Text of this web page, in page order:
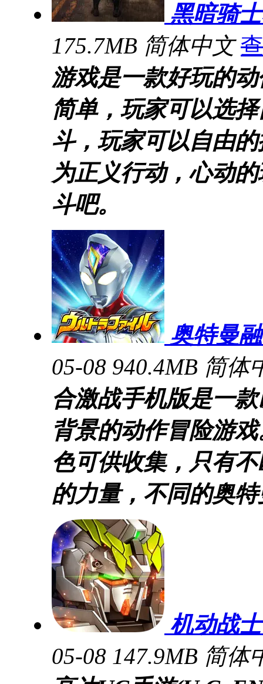
黑暗骑
175.7MB 简体中文
游戏是一款好玩的
简单，玩家可以选
斗，玩家可以自由
为正义行动，心动
斗吧。
奥特曼
05-08 940.4MB 简体
合激战手机版是一
背景的动作冒险游
色可供收集，只有
的力量，不同的奥
机动战
05-08 147.9MB 简体